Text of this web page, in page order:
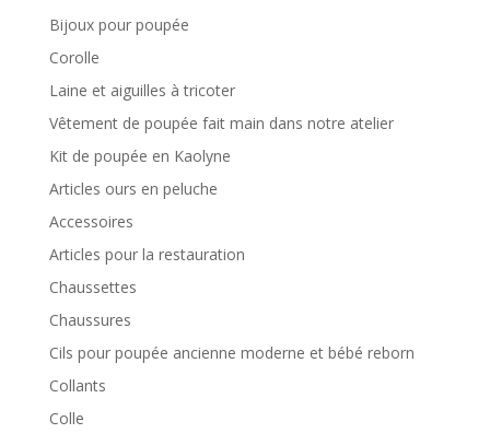
Bijoux pour poupée
Corolle
Laine et aiguilles à tricoter
Vêtement de poupée fait main dans notre atelier
Kit de poupée en Kaolyne
Articles ours en peluche
Accessoires
Articles pour la restauration
Chaussettes
Chaussures
Cils pour poupée ancienne moderne et bébé reborn
Collants
Colle